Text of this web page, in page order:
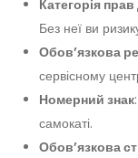
Категорія
Без неї ви
Обов’язкова
сервісному
Номерний знак
самокаті.
Обов’язкова